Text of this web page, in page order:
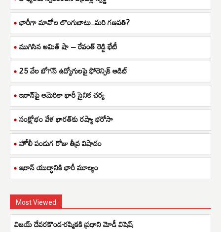
భారీగా మావోల లొంగుబాటు..మరి గణపతి?
ముగిసిన అమిత్ షా – రేవంత్ రెడ్డి భేటీ
25 వేల బోగస్ ఉద్యోగులపై ఫోరెన్సిక్ ఆడిట్
ఇరాన్‌పై అమెరికా భారీ సైనిక చర్య
సంక్షోభం వేళ భారత్‌కు రష్యా భరోసా
హోలీ పండుగ రోజు తీవ్ర విషాదం
ఇరాన్ యుద్ధానికి భారీ మూల్యం
Most Viewed
విజయ్ దేవరకొండ-రష్మికకి ప్రధాని మోడీ విషెష్